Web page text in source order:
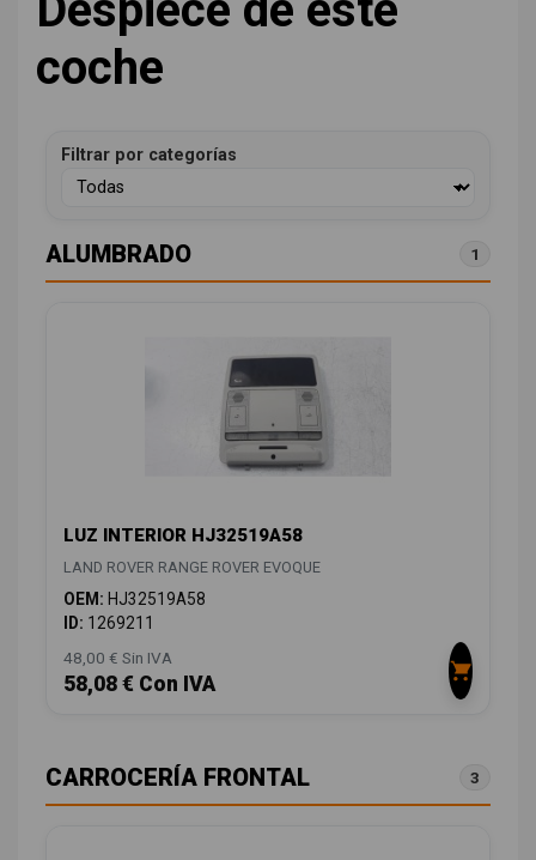
coche
Filtrar por categorías
ALUMBRADO 1
LUZ INTERIOR HJ32519A58
LAND ROVER RANGE ROVER EVOQUE
OEM: HJ32519A58
ID: 1269211
48,00 € Sin IVA
58,08 € Con IVA
CARROCERÍA FRONTAL 3